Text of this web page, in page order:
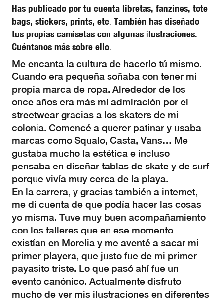
Has publicado por tu cuenta libretas, fanzines, tote
bags, stickers, prints, etc. También has diseñado
tus propias camisetas con algunas ilustraciones.
Cuéntanos más sobre ello.
Me encanta la cultura de hacerlo tú mismo.
Cuando era pequeña soñaba con tener mi
propia marca de ropa. Alrededor de los
once años era más mi admiración por el
streetwear gracias a los skaters de mi
colonia. Comencé a querer patinar y usaba
marcas como Squalo, Casta, Vans… Me
gustaba mucho la estética e incluso
pensaba en diseñar tablas de skate y de surf
porque vivía muy cerca de la playa.
En la carrera, y gracias también a internet,
me di cuenta de que podía hacer las cosas
yo misma. Tuve muy buen acompañamiento
con los talleres que en ese momento
existían en Morelia y me aventé a sacar mi
primer playera, que justo fue de mi primer
payasito triste. Lo que pasó ahí fue un
evento canónico. Actualmente disfruto
mucho de ver mis ilustraciones en diferentes